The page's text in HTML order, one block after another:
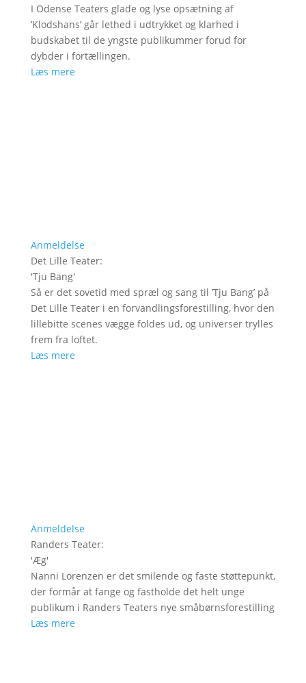
I Odense Teaters glade og lyse opsætning af
’Klodshans’ går lethed i udtrykket og klarhed i
budskabet til de yngste publikummer forud for
dybder i fortællingen.
Læs mere
Anmeldelse
Det Lille Teater:
'Tju Bang'
Så er det sovetid med spræl og sang til ’Tju Bang’ på
Det Lille Teater i en forvandlingsforestilling, hvor den
lillebitte scenes vægge foldes ud, og universer trylles
frem fra loftet.
Læs mere
Anmeldelse
Randers Teater:
'Æg'
Nanni Lorenzen er det smilende og faste støttepunkt,
der formår at fange og fastholde det helt unge
publikum i Randers Teaters nye småbørnsforestilling
Læs mere